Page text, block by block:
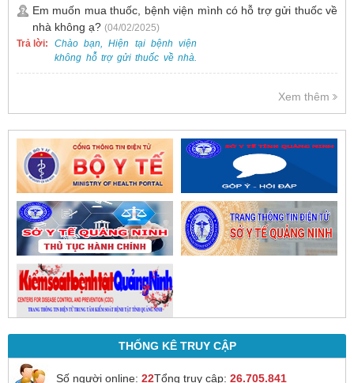
là một kỹ thuật ít xâm lấn, an toàn
và phổ biến.
Em muốn mua thuốc, bệnh viện mình có hỗ trợ gửi thuốc về
nhà không ạ? (04/02/2025)
Trả lời:
Chào bạn, Hiện tại bệnh viện
không hỗ trợ gửi thuốc về nhà.
Việc cấp phát thuốc tại bệnh viện
trực tiếp.
Xem thêm
THỐNG KÊ TRUY CẬP
Số người online: 22Tổng truy cập: 26.705.841